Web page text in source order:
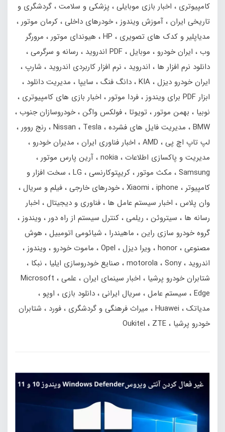
کامپیوتری اخبار بازی موبایلی پزشکی و سلامت گردشگری و
تاریخی ایران آموزش ویندوز خودرهای داخلی کرمان موتور
مدیاپلیر و کدک های تصویری
HP هیوندای موتور
مرورگر
وب
ایران خودرو موبایل PDF اندروید
رسانه و سرگرمی
دانلود نرم افزار ها
اندروید نرم افزار کاربردی اندروید
شارپ
ایران خودرو دیزل KIA دانگ فنگ سایپا
مدیریت دانلود
ابزار PDF برای ویندوز
فردا موتور
اخبار بازی های کامپیوتری
نوبیا
بهمن‌ موتور تویوتا فولکس واگن خودروسازان جنوب
BMW
مدیریت فایل های فشرده Nissan Tesla
رنج‌ روور
لپ تاپ اچ پی
AMD اخبار فناوری ایران
مدیران خودرو
مدیریت و پاکسازی اطلاعات nokia آرین پارس موتور
Samsung
مکث موتور کریپتوکارنسی LG
سخت افزار و
کامپیوتر
Xiaomi iphone خودرهای خارجی فیلم و سریال
وان پلاس
اخبار سیستم عامل ها فناوری و دیجیتال
اخبار
رسانه ها
سیتروئن ریلمی کنترل سیستم از راه دور
ویندوز
گروه خودرو سازی راین
ماهیندرا شیائومی اتومبیل
هوش
مصنوعی honor ویرا دیزل Opel ماموت خودرو
ویندوز
اندروید
motorola Sony صنایع خودروسازی ایلیا
نبکا
شتابران خودرو پرشیا
اخبار سینمای ایران علمی
Microsoft
Edge
سیستم عامل سریال ایرانی دانلود بازی
اوپو
مدیاتک
Huawei میراث فرهنگی و گردشگری فورد
شتابران
خودرو پرشیا
Oukitel ZTE